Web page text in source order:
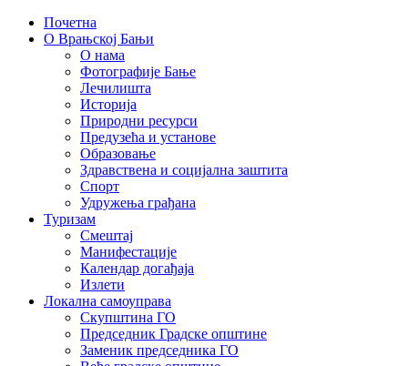
Почетна
О Врањској Бањи
О нама
Фотографије Бање
Лечилишта
Историја
Природни ресурси
Предузећа и установе
Образовање
Здравствена и социјална заштита
Спорт
Удружења грађана
Туризам
Смештај
Манифестације
Календар догађаја
Излети
Локална самоуправа
Скупштина ГО
Председник Градске општине
Заменик председника ГО